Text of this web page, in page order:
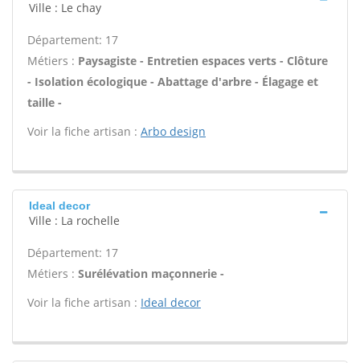
Ville : Le chay
Département: 17
Métiers : Paysagiste - Entretien espaces verts - Clôture
- Isolation écologique - Abattage d'arbre - Élagage et
taille -
Voir la fiche artisan : Arbo design
Ideal decor
Ville : La rochelle
Département: 17
Métiers : Surélévation maçonnerie -
Voir la fiche artisan : Ideal decor